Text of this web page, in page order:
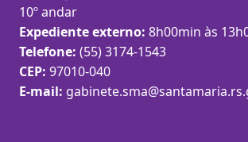
10º andar
Expediente externo: 8h00min às
Telefone: (55) 3174-1543
CEP: 97010-040
E-mail: